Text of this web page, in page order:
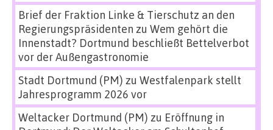
Brief der Fraktion Linke & Tierschutz an den
Regierungspräsidenten zu Wem gehört die
Innenstadt? Dortmund beschließt Bettelverbot
vor der Außengastronomie
Stadt Dortmund (PM) zu Westfalenpark stellt
Jahresprogramm 2026 vor
Weltacker Dortmund (PM) zu Eröffnung in